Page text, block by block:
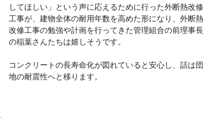
してほしい」という声に応えるために行った外断熱改修
工事が、建物全体の耐用年数を高めた形になり、外断熱
改修工事の勉強や計画を行ってきた管理組合の前理事長
の稲葉さんたちは嬉しそうです。
コンクリートの長寿命化が図れていると安心し、話は団
地の耐震性へと移ります。